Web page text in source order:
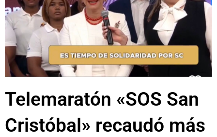
Telemaratón «SOS San
Cristóbal» recaudó más